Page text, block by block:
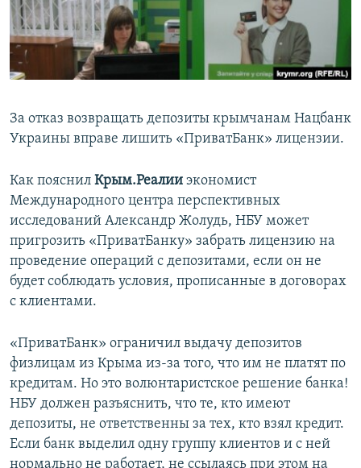
ПОБЕДИТЕЛЕЙ НЕ СУДЯТ?
КРЫМ.НЕПОКОРЕННЫЙ
ПРИСОЕДИНЯЙТЕСЬ!
Все сайты RFE/RL
За отказ возвращать депозиты крымчанам Нацбанк
Украины вправе лишить «ПриватБанк» лицензии.
Как пояснил Крым.Реалии экономист
Международного центра перспективных
исследований Александр Жолудь, НБУ может
пригрозить «ПриватБанку» забрать лицензию на
проведение операций с депозитами, если он не
будет соблюдать условия, прописанные в договорах
с клиентами.
«ПриватБанк» ограничил выдачу депозитов
физлицам из Крыма из-за того, что им не платят по
кредитам. Но это волюнтаристское решение банка!
НБУ должен разъяснить, что те, кто имеют
депозиты, не ответственны за тех, кто взял кредит.
Если банк выделил одну группу клиентов и с ней
нормально не работает, не ссылаясь при этом на